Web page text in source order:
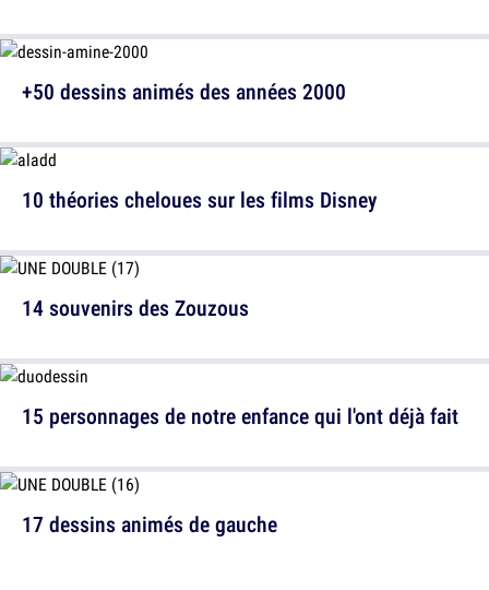
+50 dessins animés des années 2000
14 souvenirs des Zouzous
17 dessins animés de gauche
10 théories cheloues sur les films Disney
15 personnages de notre enfance qui l'ont déjà fait